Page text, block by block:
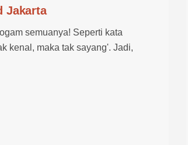
Jakarta
semuanya! Seperti kata
kenal, maka tak sayang'. Jadi,